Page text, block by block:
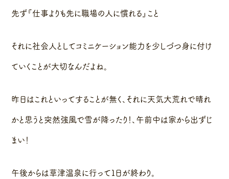
先ず『仕事よりも先に職場の人に慣れる』こと
それに社会人としてコミニケーション能力を少しづつ身に付け
ていくことが大切なんだよね。
昨日はこれといってすることが無く、それに天気大荒れで晴れ
かと思うと突然強風で雪が降ったり！、午前中は家から出ずじ
まい！
午後からは草津温泉に行って１日が終わり。